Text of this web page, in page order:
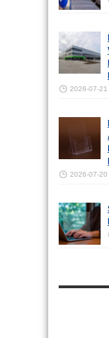
2026-07-21
2026-07-20